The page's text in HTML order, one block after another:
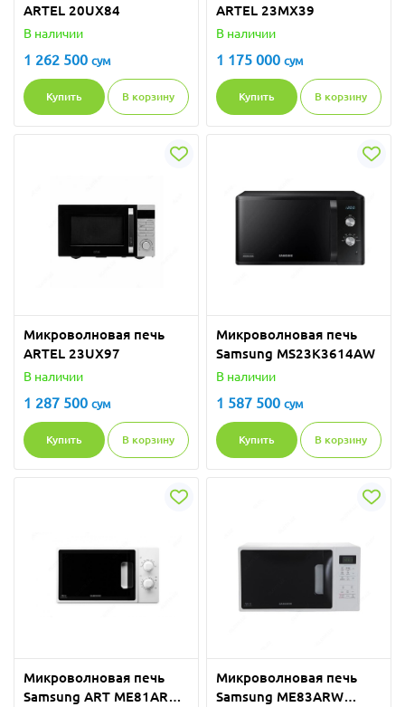
ARTEL 20UX84
В наличии
1 262 500 сум
Купить В корзину
ARTEL 23MX39
В наличии
1 175 000 сум
Купить В корзину
Микроволновая печь
ARTEL 23UX97
В наличии
1 287 500 сум
Купить В корзину
Микроволновая печь
Samsung MS23K3614AW
В наличии
1 587 500 сум
Купить В корзину
Микроволновая печь
Samsung ART ME81ARW
Микроволновая печь
Samsung ME83ARW